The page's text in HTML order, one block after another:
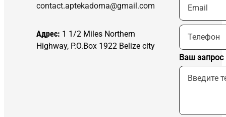
contact.aptekadoma@gmail.com
Адрес: 1 1/2 Miles Northern
Highway, P.O.Box 1922 Belize city
Ваш запрос